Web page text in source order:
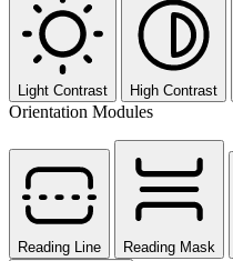
Light Contrast High Contrast
Orientation Modules
Reading Line Reading Mask